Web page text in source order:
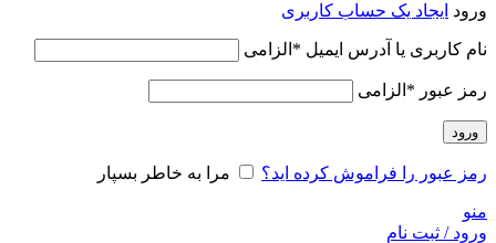
ورود ایجاد یک حساب کاربری
نام کاربری یا آدرس ایمیل * الزامی
رمز عبور * الزامی
ورود
رمز عبور را فراموش کرده اید؟ مرا به خاطر بسپار
منو
ورود / ثبت نام